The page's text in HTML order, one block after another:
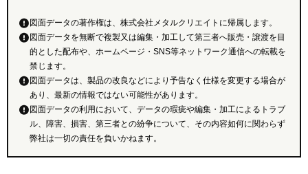
図面データの著作権は、株式会社メタルクリエイトに帰属します。
図面データを無断で複製又は編集・加工して第三者へ販売・譲渡を目
的とした配布や、ホームページ・SNS等ネットワーク通信への転載を
禁じます。
図面データは、製品の改良などにより予告なく仕様を変更する場合が
あり、最新の情報ではない可能性があります。
図面データの利用において、データの瑕疵や編集・加工によるトラブ
ル、障害、損害、第三者との紛争について、その内容如何に関わらず
弊社は一切の責任を負いかねます。